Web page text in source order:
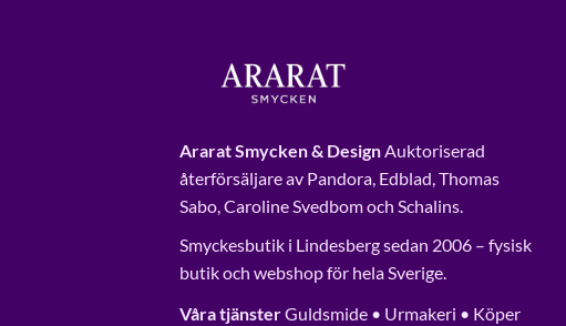
Ararat Smycken & DesignAuktoriserad
återförsäljare av Pandora, Edblad, Thomas
Sabo, Caroline Svedbom och Schalins.
Smyckesbutik i Lindesberg sedan 2006 – fysisk
butik och webshop för hela Sverige.
Våra tjänsterGuldsmide • Urmakeri • Köper